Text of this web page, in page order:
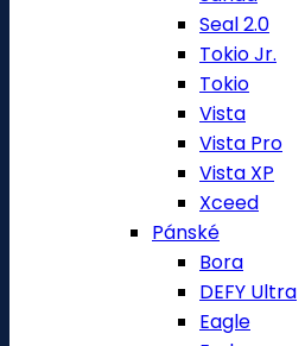
Seal 2.0
Tokio Jr.
Tokio
Vista
Vista Pro
Vista XP
Xceed
Pánské
Bora
DEFY Ultra
Eagle